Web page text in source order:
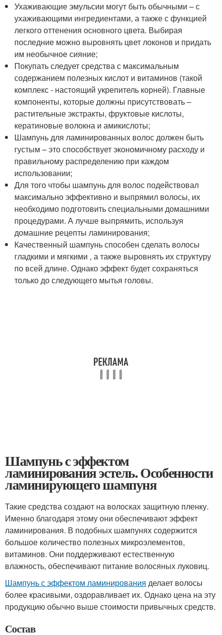
Ухаживающие эмульсии могут быть обычными – с
ухаживающими ингредиентами, а также с функцией
легкого оттенения основного цвета. Выбирая
последние можно выровнять цвет локонов и придать
им необычное сияние;
Покупать следует средства с максимальным
содержанием полезных кислот и витаминов (такой
комплекс - настоящий укрепитель корней). Главные
компоненты, которые должны присутствовать –
растительные экстракты, фруктовые кислоты,
кератиновые волокна и амикислоты;
Шампунь для ламинированных волос должен быть
густым – это способствует экономичному расходу и
правильному распределению при каждом
использовании;
Для того чтобы шампунь для волос подействовал
максимально эффективно и выпрямил волосы, их
необходимо подготовить специальными домашними
процедурами. А лучше выпрямить, используя
домашние рецепты ламинирования;
Качественный шампунь способен сделать волосы
гладкими и мягкими , а также выровнять их структуру
по всей длине. Однако эффект будет сохраняться
только до следующего мытья головы.
Шампунь с эффектом
ламинирования эстель. Особенности
ламинирующего шампуня
Такие средства создают на волосках защитную пленку.
Именно благодаря этому они обеспечивают эффект
ламинирования. В подобных шампунях содержится
большое количество полезных микроэлементов,
витаминов. Они поддерживают естественную
влажность, обеспечивают питание волосяных луковиц.
Шампунь с эффектом ламинирования делает волосы
более красивыми, оздоравливает их. Однако цена на эту
продукцию обычно выше стоимости привычных средств.
Состав